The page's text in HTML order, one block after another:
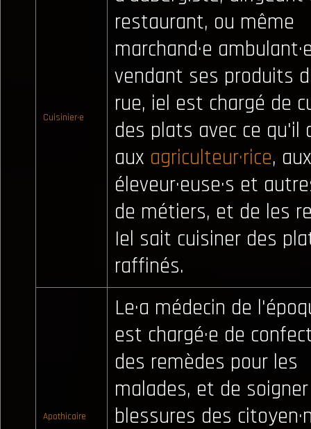
Cuisinier·e
restaurant, ou même
marchand·e
vendant ses produits
rue, iel est chargé de
des plats avec ce qu'il
aux agriculteur·rice, aux
éleveur·euse·s et
de métiers, et de les
Iel sait cuisiner des
raffinés.
Apothicaire
Le·a médecin de
est chargé·e de
des remèdes pour les
malades, et de
blessures des